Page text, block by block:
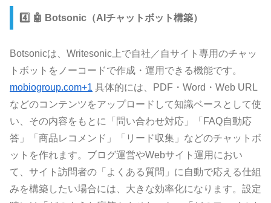
4️⃣ 🤖 Botsonic（AIチャットボット構築）
Botsonicは、Writesonic上で自社／自サイト専用のチャッ
トボットをノーコードで作成・運用できる機能です。
mobiogroup.com+1 具体的には、PDF・Word・Web URL
などのコンテンツをアップロードして知識ベースとして使
い、その内容をもとに「問い合わせ対応」「FAQ自動応
答」「商品レコメンド」「リード収集」などのチャットボ
ットを作れます。ブログ運営やWebサイト運用におい
て、サイト訪問者の「よくある質問」に自動で応える仕組
みを構築したい場合には、大きな効率化になります。設定